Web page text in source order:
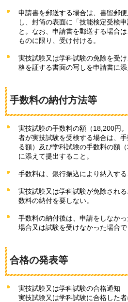
申請書を郵送する場合は、書留郵
し、封筒の表面に「技能検定受検
と。なお、申請書を郵送する場合
ものに限り、受け付ける。
実技試験又は学科試験の免除を受
格を証する書面の写しを申請書に添
手数料の納付方法等
実技試験の手数料の額（18,200円
者が実技試験を受検する場合は、
る額）及び学科試験の手数料の額
に添えて提出すること。
手数料は、銀行振込により納入する
実技試験又は学科試験が免除され
数料の納付を要しない。
手数料の納付後は、申請をしなか
場合又は試験を受けなかった場合で
合格の発表等
実技試験又は学科試験の合格通知
実技試験又は学科試験に合格した